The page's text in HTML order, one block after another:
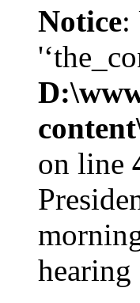
Notice:
on line